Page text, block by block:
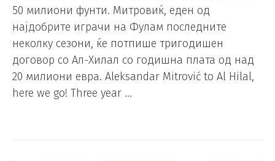
50 милиони фунти. Митровиќ, еден од
најдобрите играчи на Фулам последните
неколку сезони, ќе потпише тригодишен
договор со Ал-Хилал со годишна плата од над
20 милиони евра. Aleksandar Mitrović to Al Hilal,
here we go! Three year …